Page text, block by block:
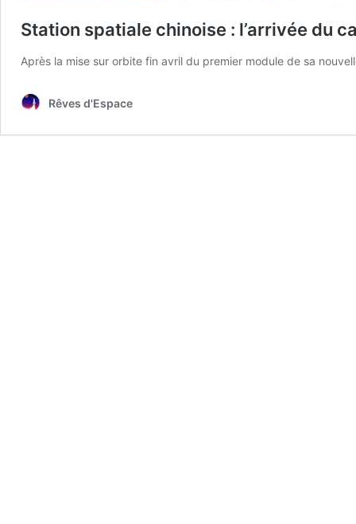
Station spatiale chinoise : l’arrivée du
Après la mise sur orbite fin avril du premier module de sa
Rêves d'Espace